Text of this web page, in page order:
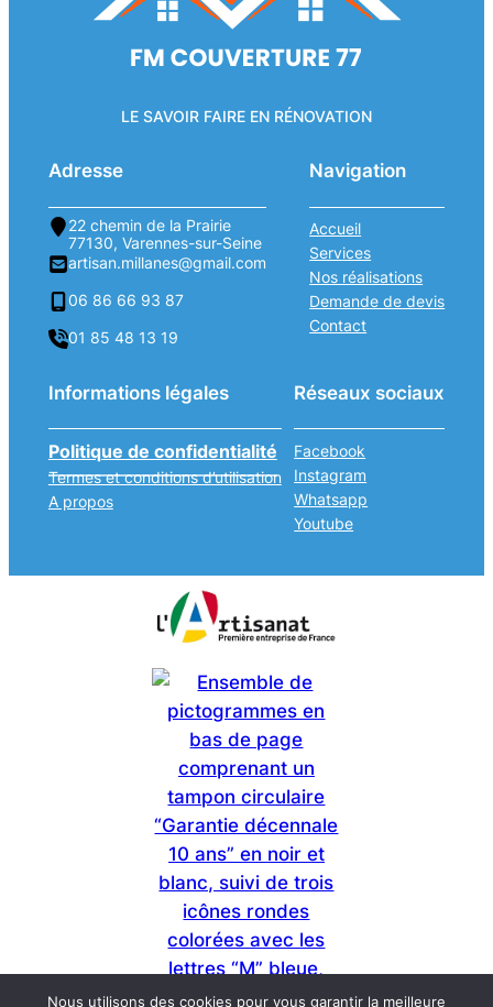
LE SAVOIR FAIRE EN RÉNOVATION
Adresse
22 chemin de la Prairie
77130, Varennes-sur-Seine
artisan.millanes@gmail.com
06 86 66 93 87
01 85 48 13 19
Navigation
Accueil
Services
Nos réalisations
Demande de devis
Contact
Informations légales
Politique de confidentialité
Termes et conditions d’utilisation
A propos
Réseaux sociaux
Facebook
Instagram
Whatsapp
Youtube
Nous utilisons des cookies pour vous garantir la meilleure